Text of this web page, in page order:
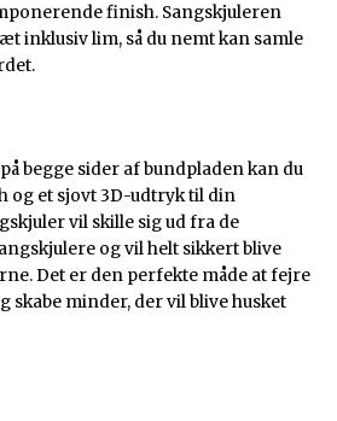
finish. Sangskjuleren
inklusiv lim, så du nemt kan samle
begge sider af bundpladen kan du
og et sjovt 3D-udtryk til din
vil skille sig ud fra de
og vil helt sikkert blive
Det er den perfekte måde at fejre
skabe minder, der vil blive husket